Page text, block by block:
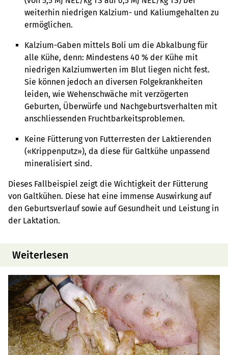
weiterhin niedrigen Kalzium- und Kaliumgehalten zu
ermöglichen.
Kalzium-Gaben mittels Boli um die Abkalbung für
alle Kühe, denn: Mindestens 40 % der Kühe mit
niedrigen Kalziumwerten im Blut liegen nicht fest.
Sie können jedoch an diversen Folgekrankheiten
leiden, wie Wehenschwäche mit verzögerten
Geburten, Überwürfe und Nachgeburtsverhalten mit
anschliessenden Fruchtbarkeitsproblemen.
Keine Fütterung von Futterresten der Laktierenden
(«Krippenputz»), da diese für Galtkühe unpassend
mineralisiert sind.
Dieses Fallbeispiel zeigt die Wichtigkeit der Fütterung
von Galtkühen. Diese hat eine immense Auswirkung auf
den Geburtsverlauf sowie auf Gesundheit und Leistung in
der Laktation.
Weiterlesen